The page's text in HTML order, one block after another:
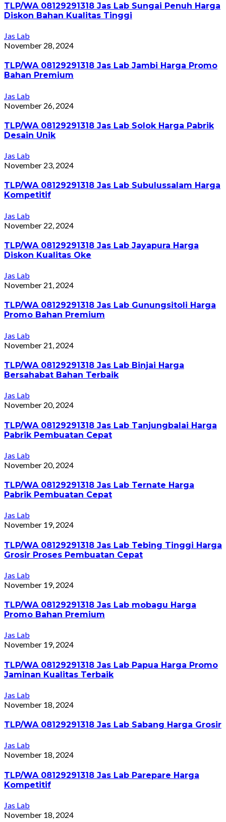
TLP/WA 08129291318 Jas Lab Sungai Penuh Harga
Diskon Bahan Kualitas Tinggi
Jas Lab
November 28, 2024
TLP/WA 08129291318 Jas Lab Jambi Harga Promo
Bahan Premium
Jas Lab
November 26, 2024
TLP/WA 08129291318 Jas Lab Solok Harga Pabrik
Desain Unik
Jas Lab
November 23, 2024
TLP/WA 08129291318 Jas Lab Subulussalam Harga
Kompetitif
Jas Lab
November 22, 2024
TLP/WA 08129291318 Jas Lab Jayapura Harga
Diskon Kualitas Oke
Jas Lab
November 21, 2024
TLP/WA 08129291318 Jas Lab Gunungsitoli Harga
Promo Bahan Premium
Jas Lab
November 21, 2024
TLP/WA 08129291318 Jas Lab Binjai Harga
Bersahabat Bahan Terbaik
Jas Lab
November 20, 2024
TLP/WA 08129291318 Jas Lab Tanjungbalai Harga
Pabrik Pembuatan Cepat
Jas Lab
November 20, 2024
TLP/WA 08129291318 Jas Lab Ternate Harga
Pabrik Pembuatan Cepat
Jas Lab
November 19, 2024
TLP/WA 08129291318 Jas Lab Tebing Tinggi Harga
Grosir Proses Pembuatan Cepat
Jas Lab
November 19, 2024
TLP/WA 08129291318 Jas Lab mobagu Harga
Promo Bahan Premium
Jas Lab
November 19, 2024
TLP/WA 08129291318 Jas Lab Papua Harga Promo
Jaminan Kualitas Terbaik
Jas Lab
November 18, 2024
TLP/WA 08129291318 Jas Lab Sabang Harga Grosir
Jas Lab
November 18, 2024
TLP/WA 08129291318 Jas Lab Parepare Harga
Kompetitif
Jas Lab
November 18, 2024